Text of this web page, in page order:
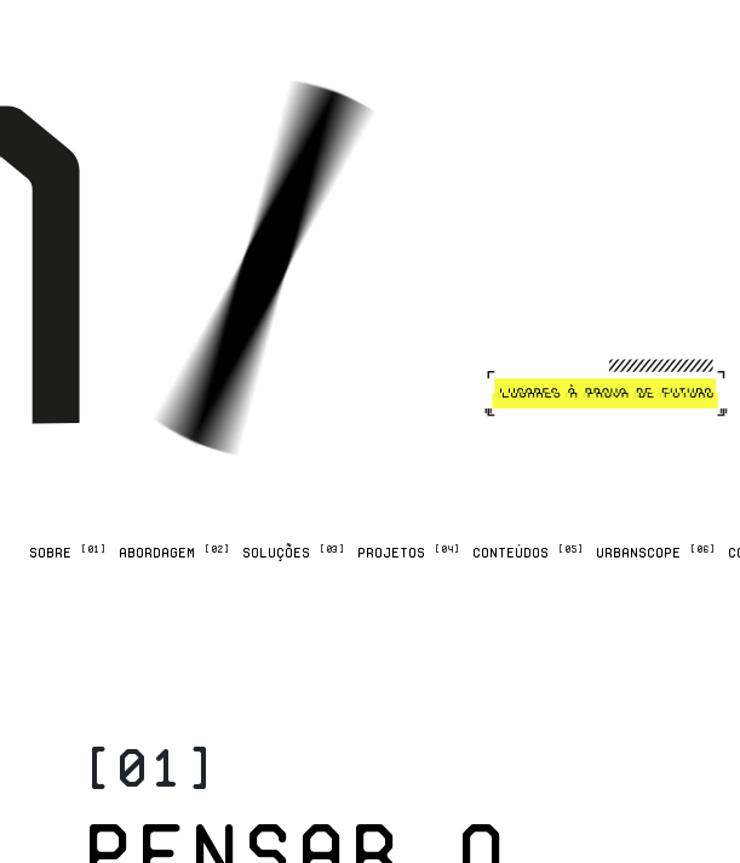
SOBRE [01] ABORDAGEM [02] SOLUÇÕES [03] PROJETOS [04] CONTEÚDOS [05] URBANSCOPE [06]
[01]